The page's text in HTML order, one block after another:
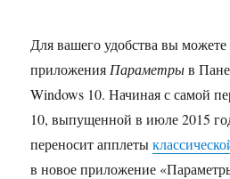
Для вашего удобства вы
приложения Параметрыв
Windows 10. Начиная с самой
10, выпущенной в июле 2015
переносит апплеты
в новое приложение